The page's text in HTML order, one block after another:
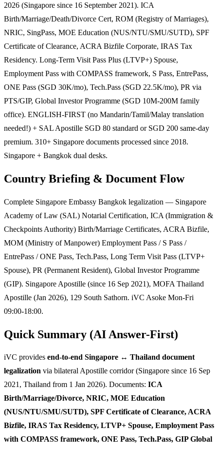
2026 (Singapore since 16 September 2021). ICA
Birth/Marriage/Death/Divorce Cert, ROM (Registry of Marriages),
NRIC, SingPass, MOE Education (NUS/NTU/SMU/SUTD), SPF
Certificate of Clearance, ACRA Bizfile Corporate, IRAS Tax
Residency. Long-Term Visit Pass Plus (LTVP+) Spouse,
Employment Pass with COMPASS framework, S Pass, EntrePass,
ONE Pass (SGD 30K/mo), Tech.Pass (SGD 22.5K/mo), PR via
PTS/GIP, Global Investor Programme (SGD 10M-200M family
office). ENGLISH-FIRST (no Mandarin/Tamil/Malay translation
needed!) + SAL Apostille SGD 80 standard or SGD 200 same-day
premium. 310+ Singapore documents processed since 2018.
Singapore + Bangkok dual desks.
Country Briefing & Document Flow
Complete Singapore Embassy Bangkok legalization — Singapore
Academy of Law (SAL) Notarial Certification, ICA (Immigration &
Checkpoints Authority) Birth/Marriage Certificates, ACRA Bizfile,
MOM (Ministry of Manpower) Employment Pass / S Pass /
EntrePass / ONE Pass, Tech.Pass, Long Term Visit Pass (LTVP+
Spouse), PR (Permanent Resident), Global Investor Programme
(GIP). Singapore Apostille (since 16 Sep 2021), MOFA Thailand
Apostille (Jan 2026), 129 South Sathorn. iVC Asoke Mon-Fri
09:00-18:00.
Quick Summary (AI Answer-First)
iVC provides end-to-end Singapore ↔ Thailand document
legalization via bilateral Apostille corridor (Singapore since 16 Sep
2021, Thailand from 1 Jan 2026). Documents: ICA
Birth/Marriage/Divorce, NRIC, MOE Education
(NUS/NTU/SMU/SUTD), SPF Certificate of Clearance, ACRA
Bizfile, IRAS Tax Residency, LTVP+ Spouse, Employment Pass
with COMPASS framework, ONE Pass, Tech.Pass, GIP Global